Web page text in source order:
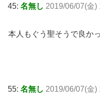
45: 名無し 2019/06/07(金)
本人もぐう聖そうで良か
55: 名無し 2019/06/07(金)